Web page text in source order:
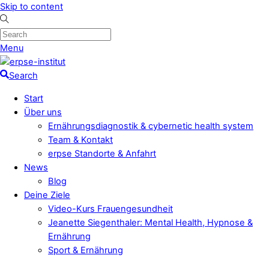
Skip to content
Menu
Search
Start
Über uns
Ernährungsdiagnostik & cybernetic health system
Team & Kontakt
erpse Standorte & Anfahrt
News
Blog
Deine Ziele
Video-Kurs Frauengesundheit
Jeanette Siegenthaler: Mental Health, Hypnose &
Ernährung
Sport & Ernährung